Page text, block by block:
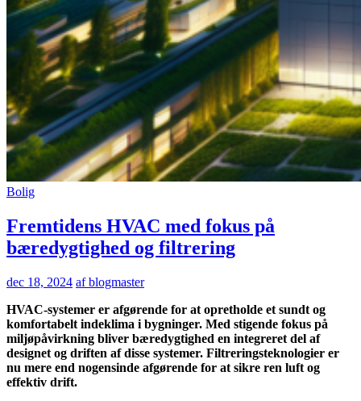
Bolig
Fremtidens HVAC med fokus på
bæredygtighed og filtrering
dec 18, 2024 af blogmaster
HVAC-systemer er afgørende for at opretholde et sundt og
komfortabelt indeklima i bygninger. Med stigende fokus på
miljøpåvirkning bliver bæredygtighed en integreret del af
designet og driften af disse systemer. Filtreringsteknologier er
nu mere end nogensinde afgørende for at sikre ren luft og
effektiv drift.